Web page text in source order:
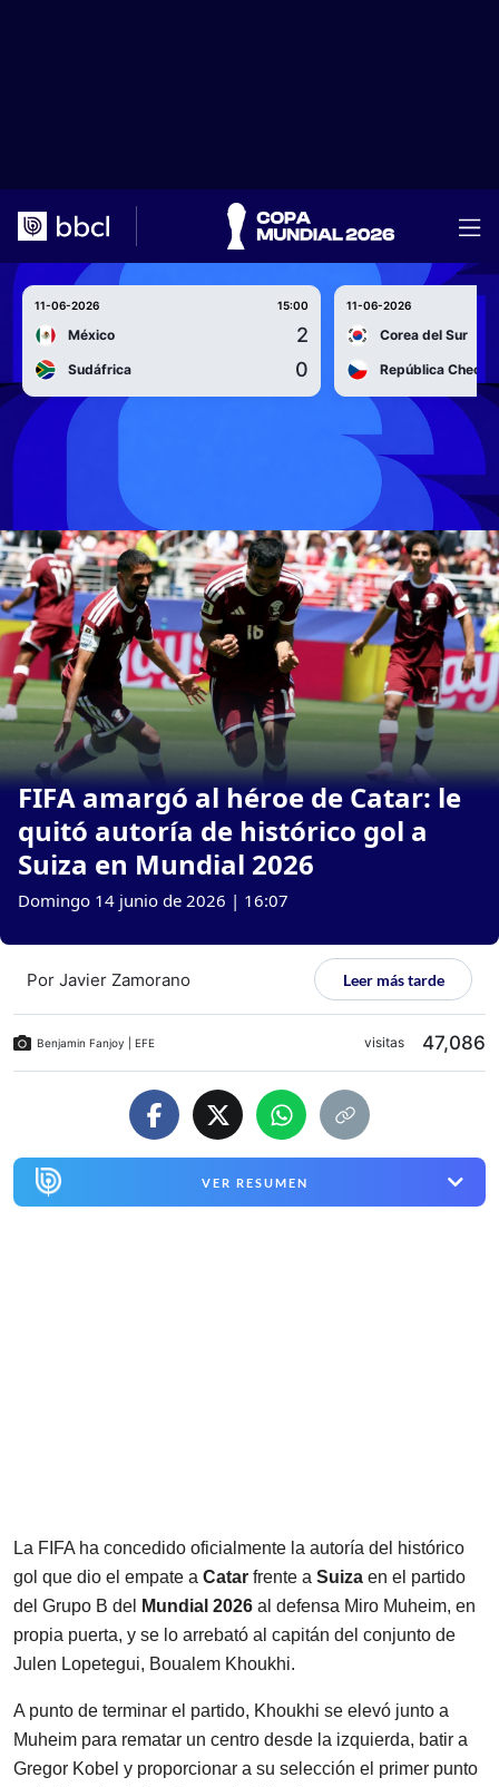
11-06-2026 15:00
México 2
Sudáfrica 0
11-06-2026
Corea del Sur
República Checa
FIFA amargó al héroe de Catar: le
quitó autoría de histórico gol a
Suiza en Mundial 2026
Domingo 14 junio de 2026 | 16:07
Por Javier Zamorano Leer más tarde
Benjamin Fanjoy | EFE visitas 47,086
VER RESUMEN
La FIFA ha concedido oficialmente la autoría del histórico
gol que dio el empate a Catar frente a Suiza en el partido
del Grupo B del
Mundial 2026 al defensa Miro Muheim, en
propia puerta, y se lo arrebató al capitán del conjunto de
Julen Lopetegui, Boualem Khoukhi.
A punto de terminar el partido, Khoukhi se elevó junto a
Muheim para rematar un centro desde la izquierda, batir a
Gregor Kobel y proporcionar a su selección el primer punto